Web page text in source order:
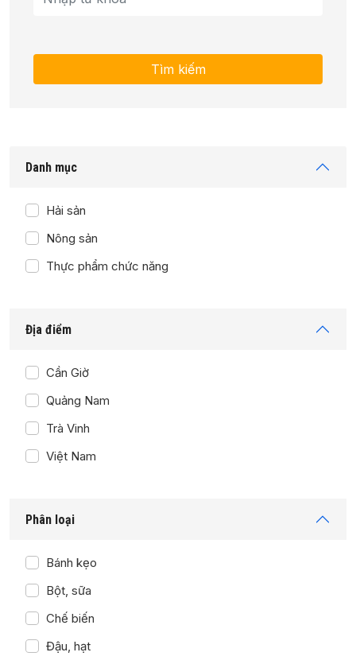
Danh mục
Hải sản
Nông sản
Thực phẩm chức năng
Địa điểm
Cần Giờ
Quảng Nam
Trà Vinh
Việt Nam
Phân loại
Bánh kẹo
Bột, sữa
Chế biến
Đậu, hạt